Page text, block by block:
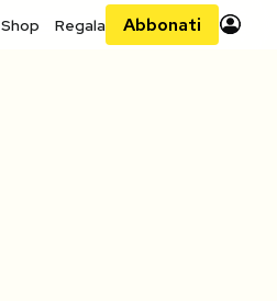
Shop Regala Abbonati